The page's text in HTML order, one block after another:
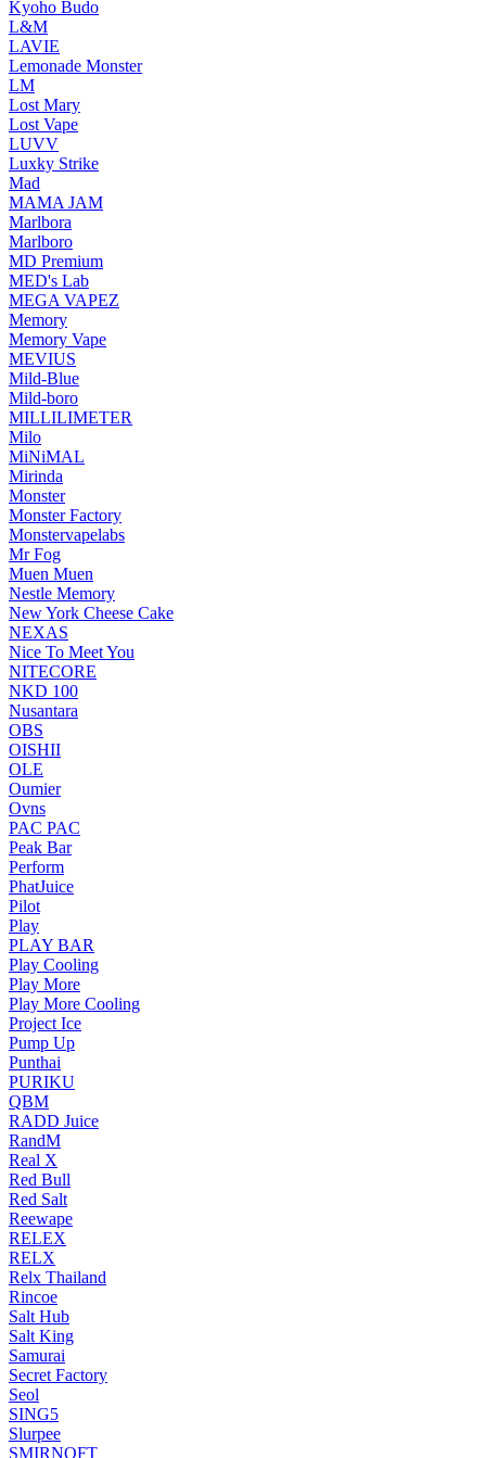
Kyoho Budo
L&M
LAVIE
Lemonade Monster
LM
Lost Mary
Lost Vape
LUVV
Luxky Strike
Mad
MAMA JAM
Marlbora
Marlboro
MD Premium
MED's Lab
MEGA VAPEZ
Memory
Memory Vape
MEVIUS
Mild-Blue
Mild-boro
MILLILIMETER
Milo
MiNiMAL
Mirinda
Monster
Monster Factory
Monstervapelabs
Mr Fog
Muen Muen
Nestle Memory
New York Cheese Cake
NEXAS
Nice To Meet You
NITECORE
NKD 100
Nusantara
OBS
OISHII
OLE
Oumier
Ovns
PAC PAC
Peak Bar
Perform
PhatJuice
Pilot
Play
PLAY BAR
Play Cooling
Play More
Play More Cooling
Project Ice
Pump Up
Punthai
PURIKU
QBM
RADD Juice
RandM
Real X
Red Bull
Red Salt
Reewape
RELEX
RELX
Relx Thailand
Rincoe
Salt Hub
Salt King
Samurai
Secret Factory
Seol
SING5
Slurpee
SMIRNOFT